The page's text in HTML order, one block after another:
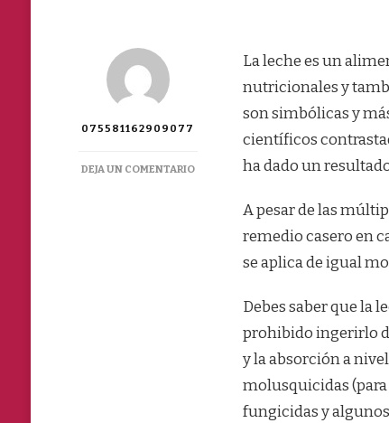
075581162909077
DEJA UN COMENTARIOEN
INTOXICACIÓN
La leche es un
nutricionales y
son simbólicas y
científicos
ha dado un
A pesar de las
remedio casero en
se aplica de igual
Debes saber que la
prohibido ingerirlo
y la absorción a
molusquicidas (para
fungicidas y